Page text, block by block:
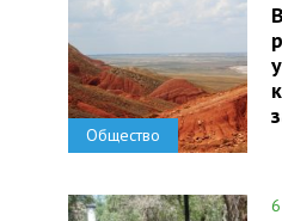
Общество